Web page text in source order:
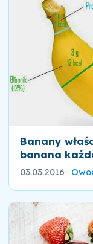
Banany
banana
03.03.2016 ·